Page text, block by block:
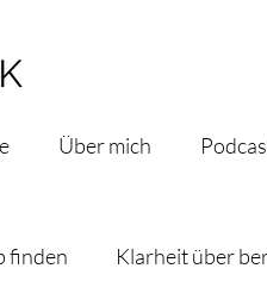
Über mich
finden Klarheit über